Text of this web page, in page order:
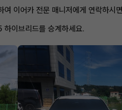
이어카 전문 매니저에게 연락하시
하이브리드를 승계하세요.